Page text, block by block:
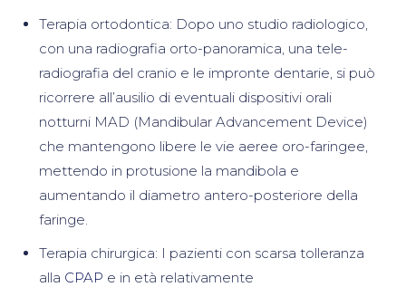
Terapia ortodontica: Dopo uno studio radiologico,
con una radiografia orto-panoramica, una tele-
radiografia del cranio e le impronte dentarie, si può
ricorrere all’ausilio di eventuali dispositivi orali
notturni MAD (Mandibular Advancement Device)
che mantengono libere le vie aeree oro-faringee,
mettendo in protusione la mandibola e
aumentando il diametro antero-posteriore della
faringe.
Terapia chirurgica: I pazienti con scarsa tolleranza
alla CPAP e in età relativamente